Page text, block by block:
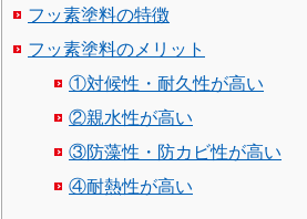
フッ素塗料の特徴
フッ素塗料のメリット
①対候性・耐久性が高い
②親水性が高い
③防藻性・防カビ性が高い
④耐熱性が高い